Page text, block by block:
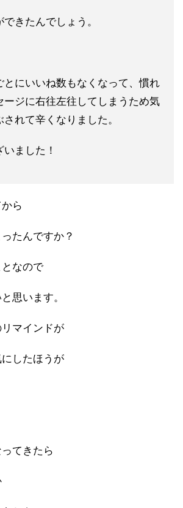
きたんでしょう。
とにいいね数もなくなって、慣れ
ージに右往左往してしまうため気
されて辛くなりました。
ました！
ら
たんですか？
なので
思います。
マインドが
したほうが
てきたら